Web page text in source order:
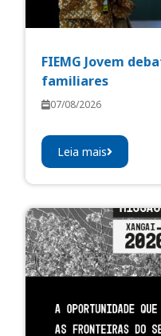
FIEMG Jovem
familiares
07/08/2026
Leia mais